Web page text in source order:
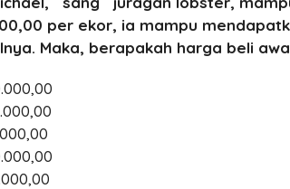
per ekor, ia mampu
Maka, berapakah harga beli